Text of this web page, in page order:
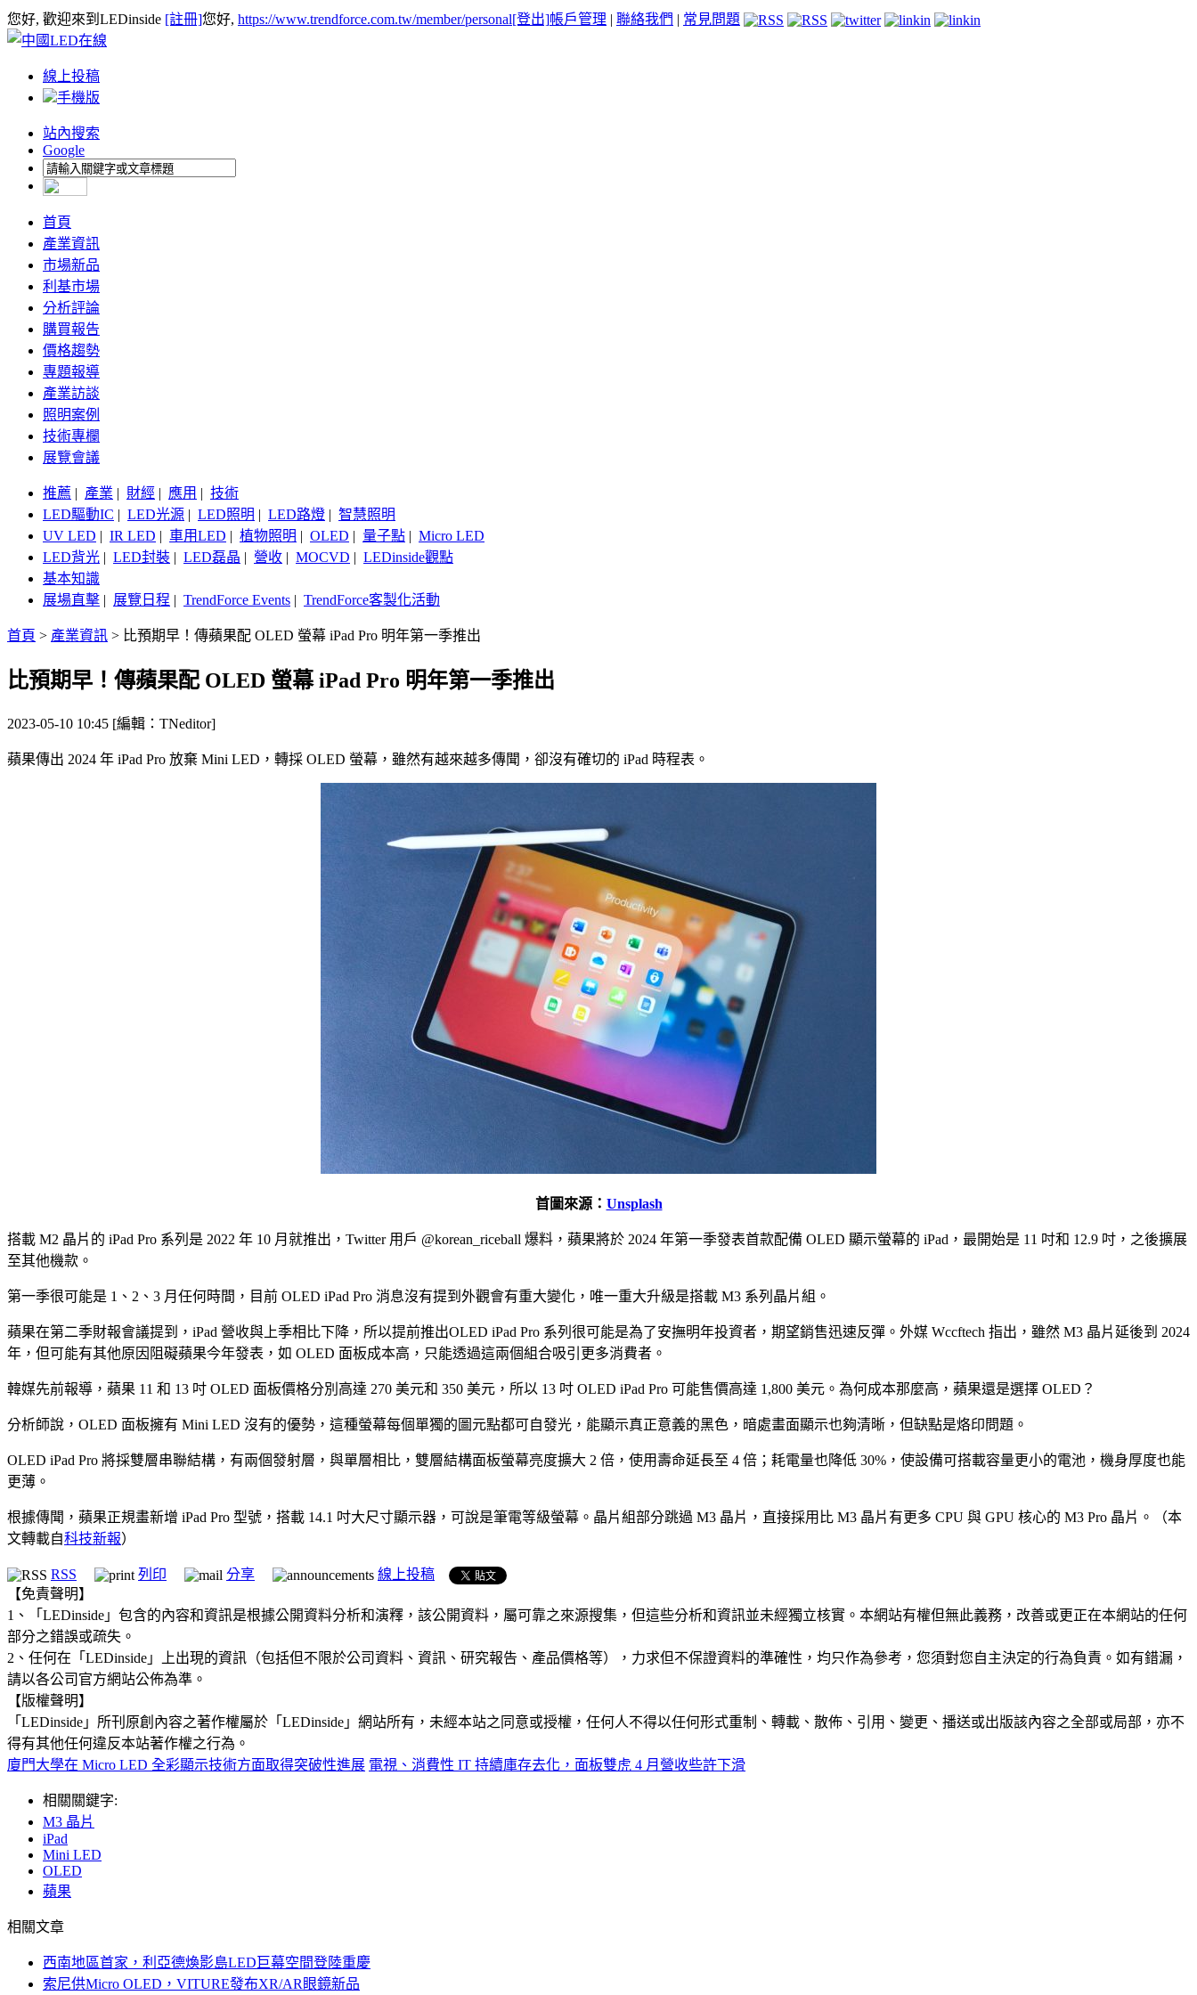
您好, 歡迎來到LEDinside [註冊]您好, https://www.trendforce.com.tw/member/personal[登出]帳戶管理 | 聯絡我們 | 常見問題
線上投稿
手機版
站內搜索
Google
首頁
產業資訊
市場新品
利基市場
分析評論
購買報告
價格趨勢
專題報導
產業訪談
照明案例
技術專欄
展覽會議
推薦 | 產業 | 財經 | 應用 | 技術
LED驅動IC | LED光源 | LED照明 | LED路燈 | 智慧照明
UV LED | IR LED | 車用LED | 植物照明 | OLED | 量子點 | Micro LED
LED背光 | LED封裝 | LED磊晶 | 營收 | MOCVD | LEDinside觀點
基本知識
展場直擊 | 展覽日程 | TrendForce Events | TrendForce客製化活動
首頁 > 產業資訊 > 比預期早！傳蘋果配 OLED 螢幕 iPad Pro 明年第一季推出
比預期早！傳蘋果配 OLED 螢幕 iPad Pro 明年第一季推出
2023-05-10 10:45 [編輯：TNeditor]
蘋果傳出 2024 年 iPad Pro 放棄 Mini LED，轉採 OLED 螢幕，雖然有越來越多傳聞，卻沒有確切的 iPad 時程表。
首圖來源： Unsplash
搭載 M2 晶片的 iPad Pro 系列是 2022 年 10 月就推出，Twitter 用戶 @korean_riceball 爆料，蘋果將於 2024 年第一季發表首款配備 OLED 顯示螢幕的 iPad，最開始是 11 吋和 12.9 吋，之後擴展
至其他機款。
第一季很可能是 1、2、3 月任何時間，目前 OLED iPad Pro 消息沒有提到外觀會有重大變化，唯一重大升級是搭載 M3 系列晶片組。
蘋果在第二季財報會議提到，iPad 營收與上季相比下降，所以提前推出OLED iPad Pro 系列很可能是為了安撫明年投資者，期望銷售迅速反彈。外媒 Wccftech 指出，雖然 M3 晶片延後到 2024
年，但可能有其他原因阻礙蘋果今年發表，如 OLED 面板成本高，只能透過這兩個組合吸引更多消費者。
韓媒先前報導，蘋果 11 和 13 吋 OLED 面板價格分別高達 270 美元和 350 美元，所以 13 吋 OLED iPad Pro 可能售價高達 1,800 美元。為何成本那麼高，蘋果還是選擇 OLED？
分析師說，OLED 面板擁有 Mini LED 沒有的優勢，這種螢幕每個單獨的圖元點都可自發光，能顯示真正意義的黑色，暗處畫面顯示也夠清晰，但缺點是烙印問題。
OLED iPad Pro 將採雙層串聯結構，有兩個發射層，與單層相比，雙層結構面板螢幕亮度擴大 2 倍，使用壽命延長至 4 倍；耗電量也降低 30%，使設備可搭載容量更小的電池，機身厚度也能
更薄。
根據傳聞，蘋果正規畫新增 iPad Pro 型號，搭載 14.1 吋大尺寸顯示器，可說是筆電等級螢幕。晶片組部分跳過 M3 晶片，直接採用比 M3 晶片有更多 CPU 與 GPU 核心的 M3 Pro 晶片。（本
文轉載自科技新報）
RSS 列印 分享
線上投稿
【免責聲明】
1、「LEDinside」包含的內容和資訊是根據公開資料分析和演釋，該公開資料，屬可靠之來源搜集，但這些分析和資訊並未經獨立核實。本網站有權但無此義務，改善或更正在本網站的任何
部分之錯誤或疏失。
2、任何在「LEDinside」上出現的資訊（包括但不限於公司資料、資訊、研究報告、產品價格等），力求但不保證資料的準確性，均只作為參考，您須對您自主決定的行為負責。如有錯漏，
請以各公司官方網站公佈為準。
【版權聲明】
「LEDinside」所刊原創內容之著作權屬於「LEDinside」網站所有，未經本站之同意或授權，任何人不得以任何形式重制、轉載、散佈、引用、變更、播送或出版該內容之全部或局部，亦不
得有其他任何違反本站著作權之行為。
廈門大學在 Micro LED 全彩顯示技術方面取得突破性進展 電視、消費性 IT 持續庫存去化，面板雙虎 4 月營收些許下滑
相關關鍵字:
M3 晶片
iPad
Mini LED
OLED
蘋果
相關文章
西南地區首家，利亞德煥影島LED巨幕空間登陸重慶
索尼供Micro OLED，VITURE發布XR/AR眼鏡新品